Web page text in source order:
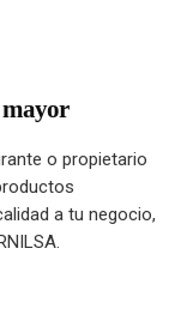
o propietario
a tu negocio,